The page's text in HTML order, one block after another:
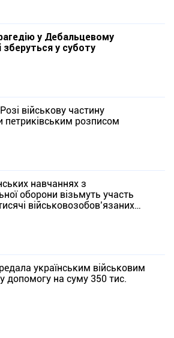
у Дебальцевому
зберуться у суботу
військову частину
петриківським розписом
навчаннях з
оборони візьмуть участь
військовозобов’язаних
українським військовим
допомогу на суму 350 тис.